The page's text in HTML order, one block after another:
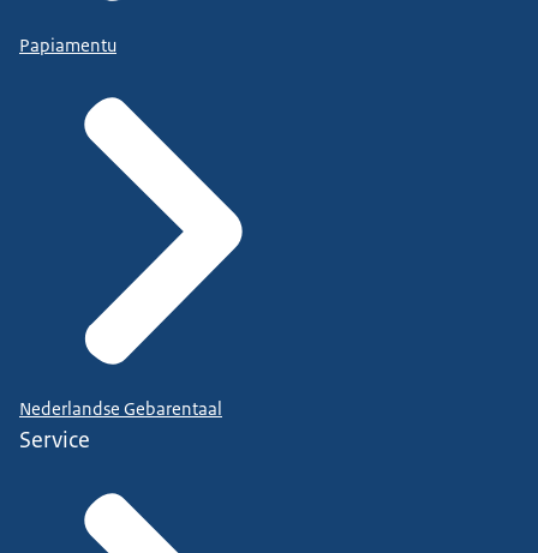
Papiamentu
Nederlandse Gebarentaal
Service